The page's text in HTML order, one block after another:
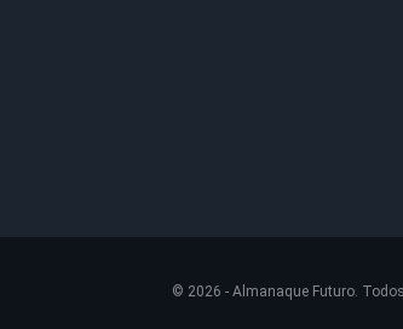
© 2026 - Almanaque Futuro.